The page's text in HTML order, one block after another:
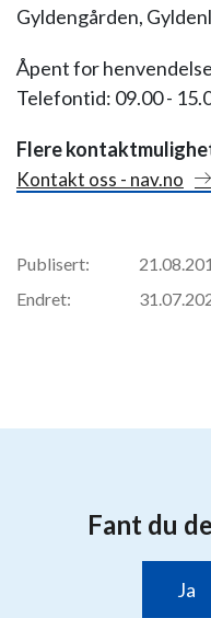
Gyldengården,
Åpent for
Telefontid: 09.00 -
Flere
Kontakt oss - nav.no
Publisert:
Endret: